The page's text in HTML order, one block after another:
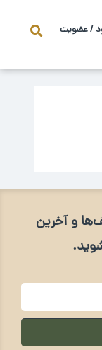
/ عضویت
و آخرین